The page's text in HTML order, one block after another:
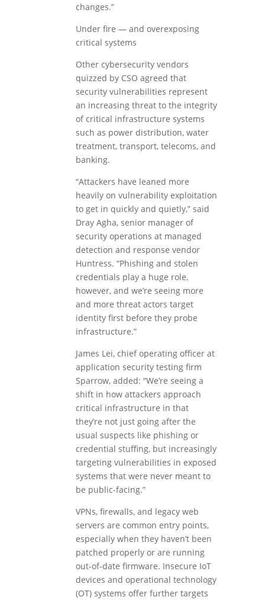
changes.”
Under fire — and overexposing
critical systems
Other cybersecurity vendors
quizzed by CSO agreed that
security vulnerabilities represent
an increasing threat to the integrity
of critical infrastructure systems
such as power distribution, water
treatment, transport, telecoms, and
banking.
“Attackers have leaned more
heavily on vulnerability exploitation
to get in quickly and quietly,” said
Dray Agha, senior manager of
security operations at managed
detection and response vendor
Huntress. “Phishing and stolen
credentials play a huge role,
however, and we’re seeing more
and more threat actors target
identity first before they probe
infrastructure.”
James Lei, chief operating officer at
application security testing firm
Sparrow, added: “We’re seeing a
shift in how attackers approach
critical infrastructure in that
they’re not just going after the
usual suspects like phishing or
credential stuffing, but increasingly
targeting vulnerabilities in exposed
systems that were never meant to
be public-facing.”
VPNs, firewalls, and legacy web
servers are common entry points,
especially when they haven’t been
patched properly or are running
out-of-date firmware. Insecure IoT
devices and operational technology
(OT) systems offer further targets